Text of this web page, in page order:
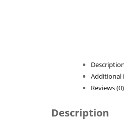
Description
Additional
Reviews (0)
Description